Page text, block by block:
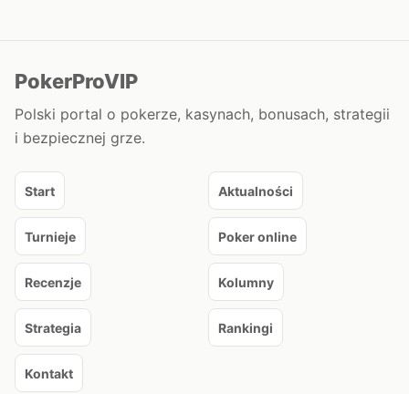
PokerProVIP
Polski portal o pokerze, kasynach, bonusach, strategii
i bezpiecznej grze.
Start Aktualności
Turnieje Poker online
Recenzje Kolumny
Strategia Rankingi
Kontakt